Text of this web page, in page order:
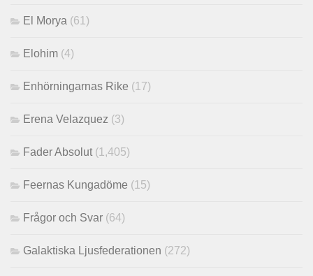
El Morya (61)
Elohim (4)
Enhörningarnas Rike (17)
Erena Velazquez (3)
Fader Absolut (1,405)
Feernas Kungadöme (15)
Frågor och Svar (64)
Galaktiska Ljusfederationen (272)